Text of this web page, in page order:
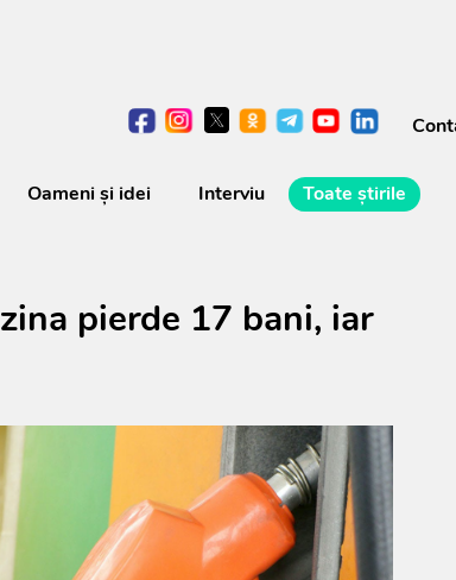
Oameni şi idei Interviu Toate știrile
pierde 17 bani, iar